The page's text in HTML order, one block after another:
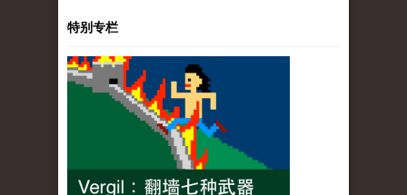
特别专栏